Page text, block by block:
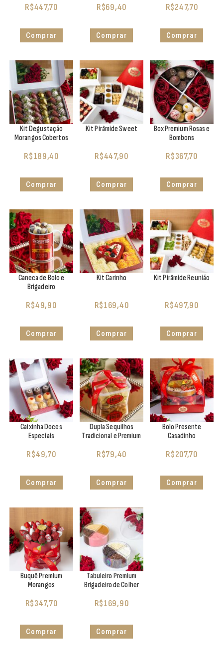
R$447,70
Comprar
R$69,40
Comprar
R$247,70
Comprar
Kit Degustação
Morangos Cobertos
R$189,40
Comprar
Kit Pirâmide Sweet
R$447,90
Comprar
Box Premium Rosas e
Bombons
R$367,70
Comprar
Caneca de Bolo e
Brigadeiro
R$49,90
Comprar
Kit Carinho
R$169,40
Comprar
Kit Pirâmide Reunião
R$497,90
Comprar
Caixinha Doces
Especiais
R$49,70
Comprar
Dupla Sequilhos
Tradicional e Premium
R$79,40
Comprar
Bolo Presente
Casadinho
R$207,70
Comprar
Buquê Premium
Morangos
R$347,70
Comprar
Tabuleiro Premium
Brigadeiro de Colher
R$169,90
Comprar